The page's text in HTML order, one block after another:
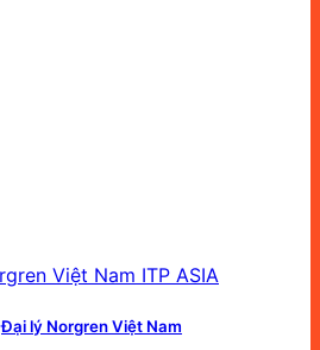
Đại lý Norgren Việt Nam